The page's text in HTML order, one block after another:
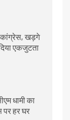
कांग्रेस, खड़गे
एकजुटता
धामी का
पर हर घर